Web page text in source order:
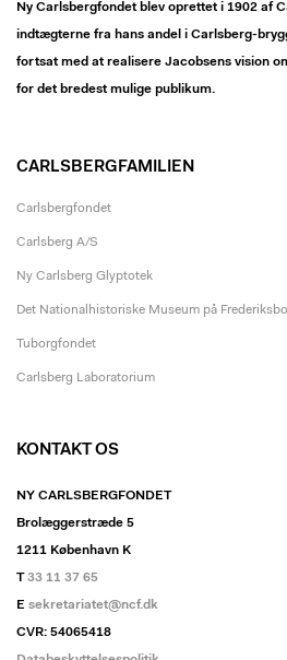
Ny Carlsbergfondet blev oprettet i 1902 af
indtægterne fra hans andel i Carlsberg-
fortsat med at realisere Jacobsens vision
for det bredest mulige publikum.
CARLSBERGFAMILIEN
Carlsbergfondet
Carlsberg A/S
Ny Carlsberg Glyptotek
Det Nationalhistoriske Museum på
Tuborgfondet
Carlsberg Laboratorium
KONTAKT OS
NY CARLSBERGFONDET
Brolæggerstræde 5
1211 København K
T33 11 37 65
E sekretariatet@ncf.dk
CVR: 54065418